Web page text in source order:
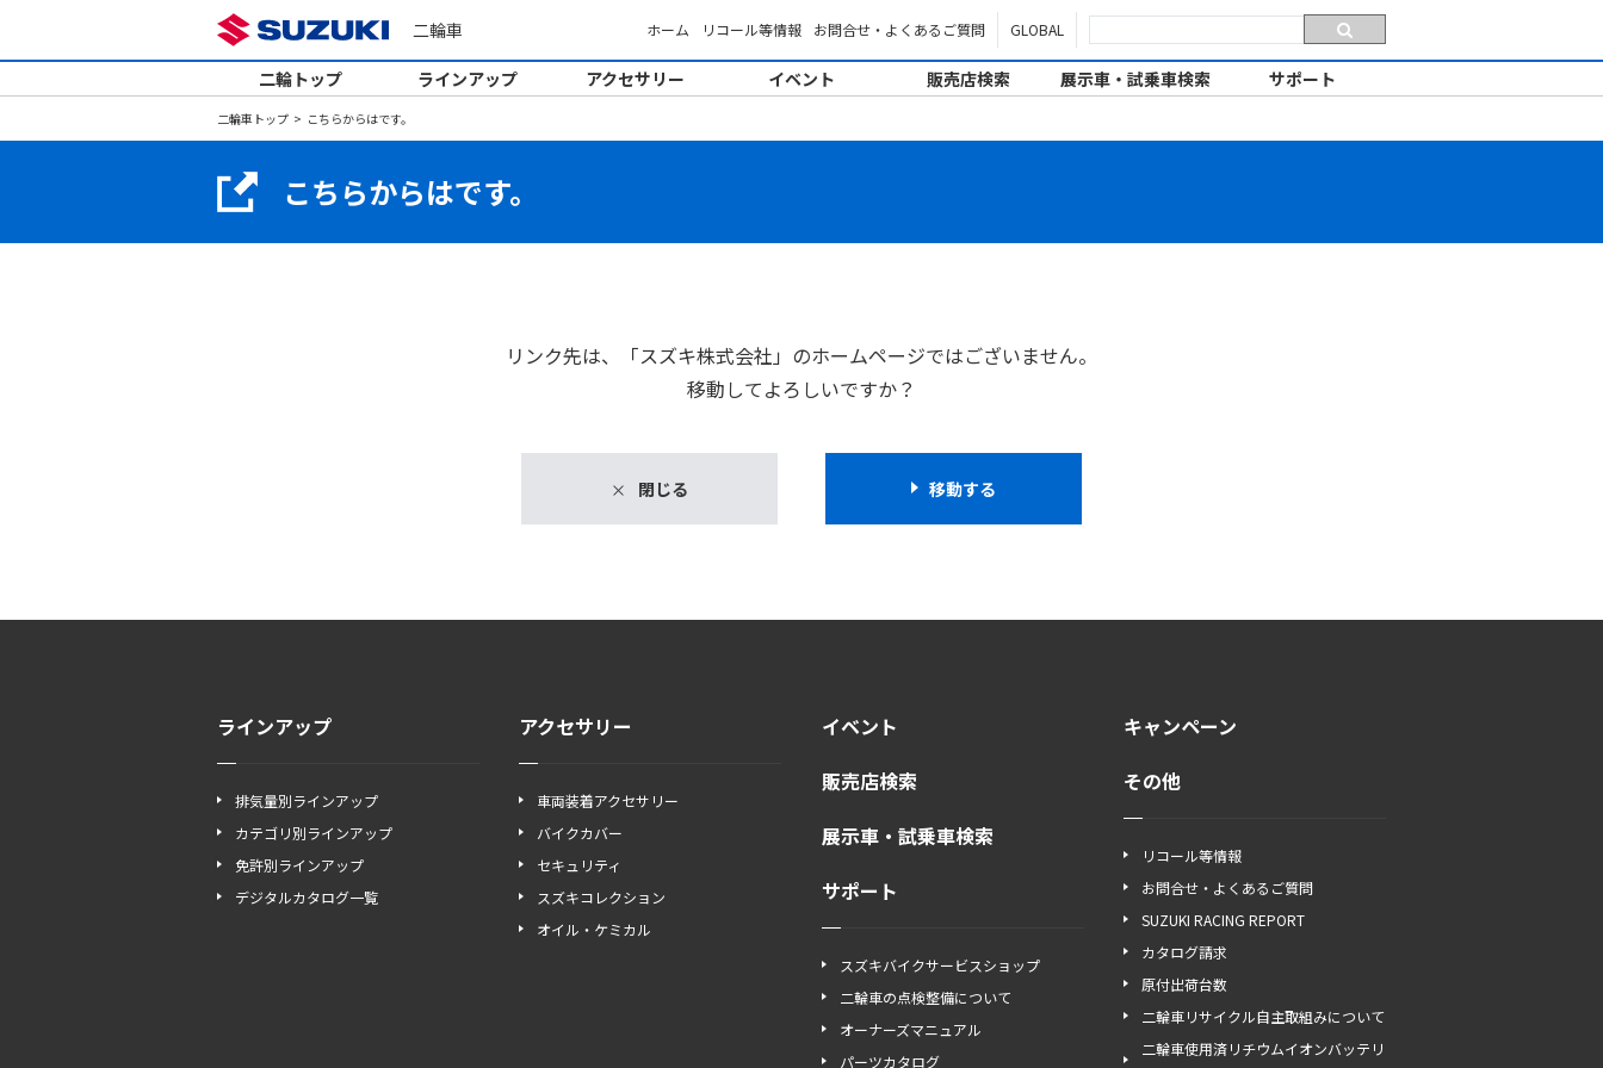
二輪車 ホーム リコール等情報 お問合せ・よくあるご質問 GLOBAL
二輪トップ ラインアップ アクセサリー イベント 販売店検索 展示車・試乗車検索 サポート
二輪車トップ こちらからはです。
こちらからはです。
リンク先は、「スズキ株式会社」のホームページではございません。
移動してよろしいですか？
閉じる 移動する
ラインアップ
排気量別ラインアップ
カテゴリ別ラインアップ
免許別ラインアップ
デジタルカタログ一覧
アクセサリー
車両装着アクセサリー
バイクカバー
セキュリティ
スズキコレクション
オイル・ケミカル
イベント
販売店検索
展示車・試乗車検索
サポート
スズキバイクサービスショップ
二輪車の点検整備について
オーナーズマニュアル
パーツカタログ
キャンペーン
その他
リコール等情報
お問合せ・よくあるご質問
SUZUKI RACING REPORT
カタログ請求
原付出荷台数
二輪車リサイクル自主取組みについて
二輪車使用済リチウムイオンバッテリ